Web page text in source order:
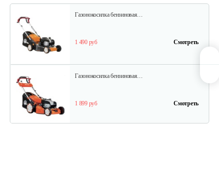
Газонокосилка бензиновая…
1 490 руб Смотреть
Газонокосилка бензиновая…
1 899 руб Смотреть